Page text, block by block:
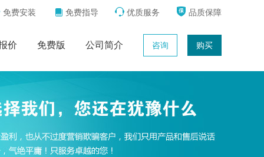
免费安装  免费指导  优质服务  品质保障
价 免费版 公司简介 咨询 购买